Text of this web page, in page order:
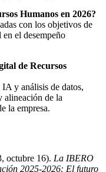
Humanos en 2026?
con los objetivos de
el desempeño
de Recursos
y análisis de datos,
alineación de la
la empresa.
octubre 16). La IBERO
2025-2026: El futuro